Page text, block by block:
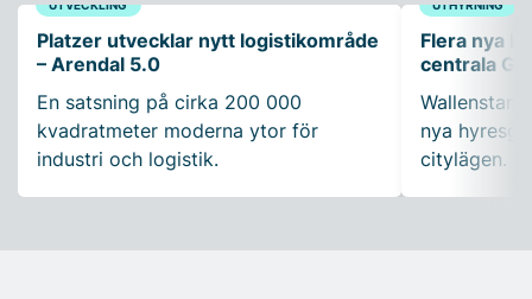
UTVECKLING
Platzer utvecklar nytt logistikområde
– Arendal 5.0
En satsning på cirka 200 000
kvadratmeter moderna ytor för
industri och logistik.
UTHYRNING
Flera nya
centrala
nya
citylägen.